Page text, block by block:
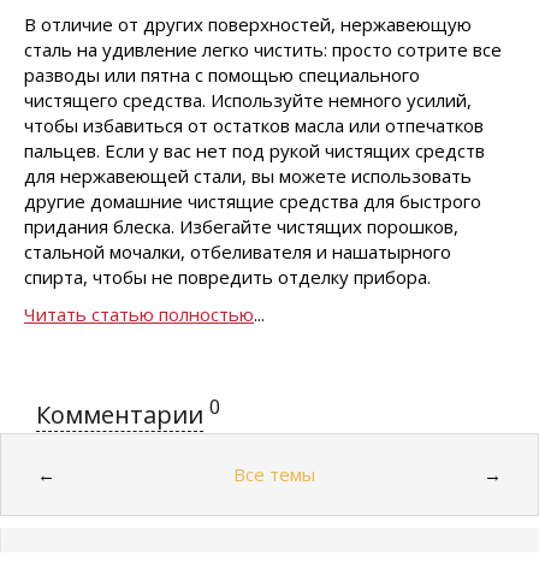
В отличие от других поверхностей, нержавеющую
сталь на удивление легко чистить: просто сотрите все
разводы или пятна с помощью специального
чистящего средства. Используйте немного усилий,
чтобы избавиться от остатков масла или отпечатков
пальцев. Если у вас нет под рукой чистящих средств
для нержавеющей стали, вы можете использовать
другие домашние чистящие средства для быстрого
придания блеска. Избегайте чистящих порошков,
стальной мочалки, отбеливателя и нашатырного
спирта, чтобы не повредить отделку прибора.
Читать статью полностью...
Комментарии 0
← Все темы →